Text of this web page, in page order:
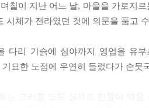
에 차이나지 않네.”
다릅니다.”
칠이 지난 어느 날, 마을을 가로지
시체가 전라였던 것에 의문을 품고
다리 기슭에 심야까지 영업을 유
기묘한 노점에 우연히 들렀다가 순